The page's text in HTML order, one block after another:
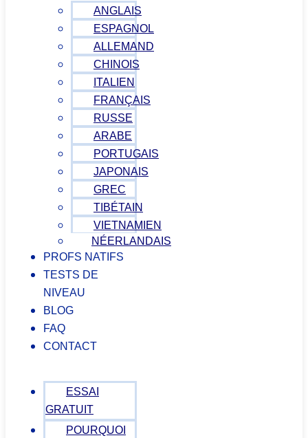
ANGLAIS
ESPAGNOL
ALLEMAND
CHINOIS
ITALIEN
FRANÇAIS
RUSSE
ARABE
PORTUGAIS
JAPONAIS
GREC
TIBÉTAIN
VIETNAMIEN
NÉERLANDAIS
PROFS NATIFS
TESTS DE
NIVEAU
BLOG
FAQ
CONTACT
ESSAI
GRATUIT
POURQUOI